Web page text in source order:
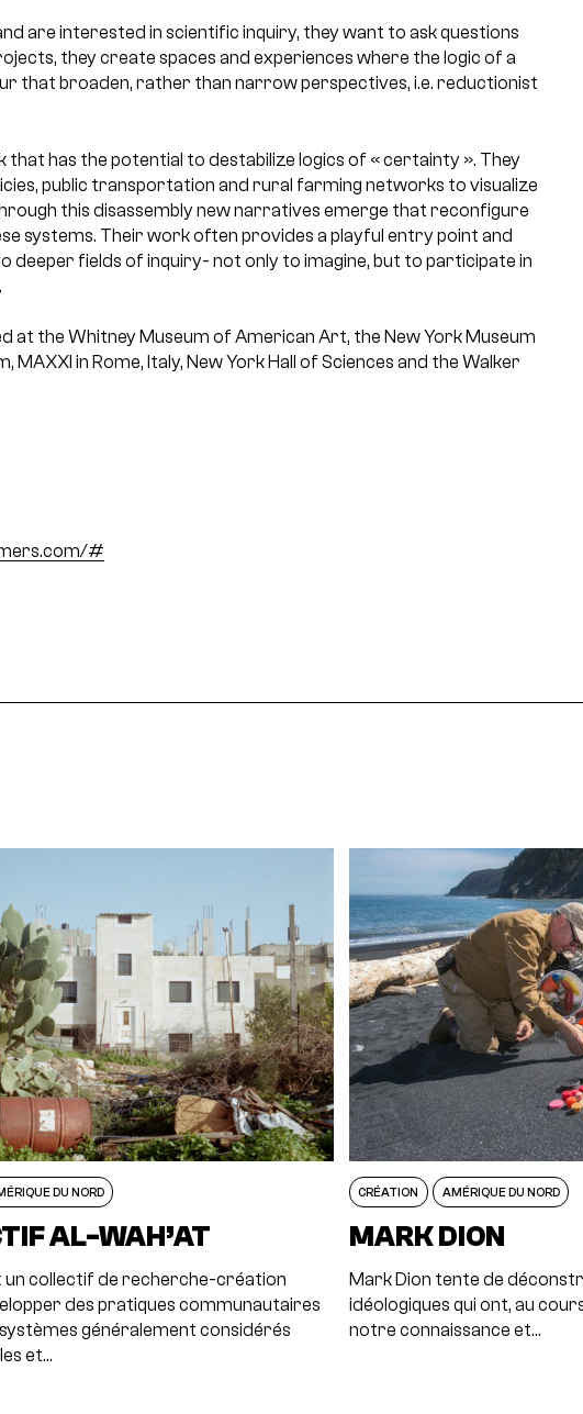
are interested in scientific inquiry, they want to ask questions
they create spaces and experiences where the logic of a
that broaden, rather than narrow perspectives, i.e. reductionist
has the potential to destabilize logics of « certainty ». They
public transportation and rural farming networks to visualize
this disassembly new narratives emerge that reconfigure
systems. Their work often provides a playful entry point and
deeper fields of inquiry- not only to imagine, but to participate in
at the Whitney Museum of American Art, the New York Museum
MAXXI in Rome, Italy, New York Hall of Sciences and the Walker
#
DU NORD
AL-WAH’AT
un collectif de recherche-création
des pratiques communautaires
généralement considérés
et…
CRÉATION AMÉRIQUE DU NORD
MARK DION
Mark Dion tente de
idéologiques qui ont, au
notre connaissance et…